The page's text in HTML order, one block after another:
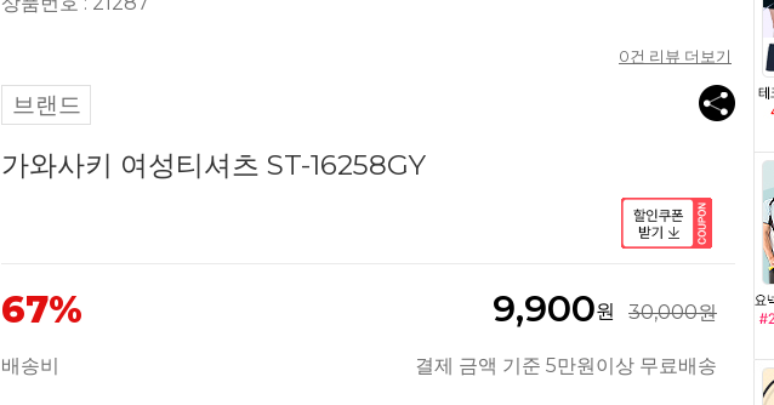
0건 리뷰 더보기
브랜드
가와사키 여성티셔츠 ST-16258GY
67% 9,900원 30,000원
배송비 결제 금액 기준 5만원이상 무료배송